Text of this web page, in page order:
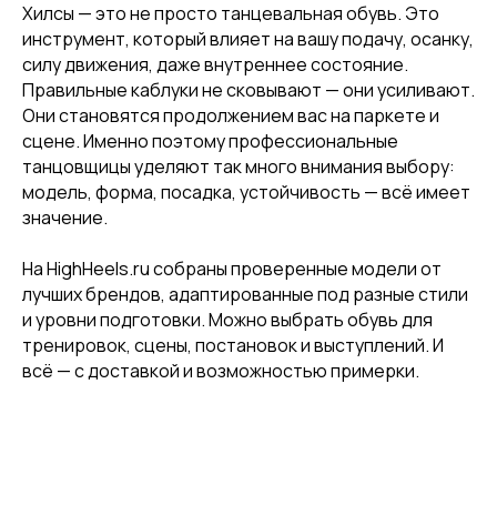
Хилсы — это не просто танцевальная обувь. Это
инструмент, который влияет на вашу подачу, осанку,
силу движения, даже внутреннее состояние.
Правильные каблуки не сковывают — они усиливают.
Они становятся продолжением вас на паркете и
сцене. Именно поэтому профессиональные
танцовщицы уделяют так много внимания выбору:
модель, форма, посадка, устойчивость — всё имеет
значение.
На HighHeels.ru собраны проверенные модели от
лучших брендов, адаптированные под разные стили
и уровни подготовки. Можно выбрать обувь для
тренировок, сцены, постановок и выступлений. И
всё — с доставкой и возможностью примерки.
Москва, Малый
Харитоньевский 8/18 стр 1